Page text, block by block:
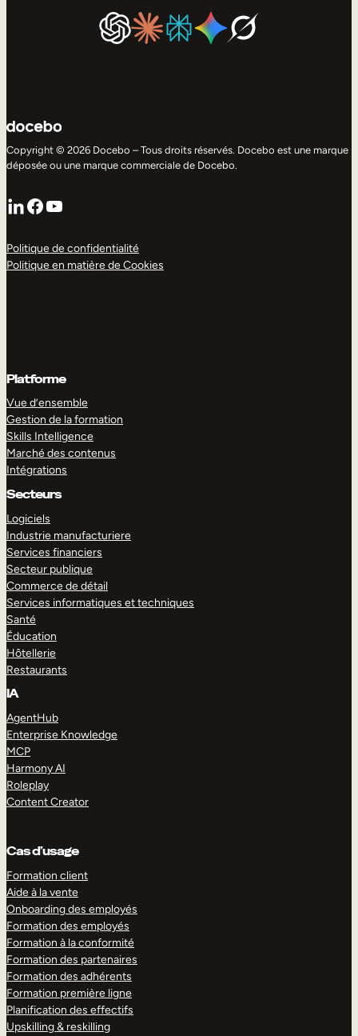
Copyright © 2026 Docebo – Tous droits réservés. Docebo est une marque
déposée ou une marque commerciale de Docebo.
LinkedIn
Facebook
YouTube
Politique de confidentialité
Politique en matière de Cookies
Platforme
Vue d’ensemble
Gestion de la formation
Skills Intelligence
Marché des contenus
Intégrations
Secteurs
Logiciels
Industrie manufacturiere
Services financiers
Secteur publique
Commerce de détail
Services informatiques et techniques
Santé
Éducation
Hôtellerie
Restaurants
IA
AgentHub
Enterprise Knowledge
MCP
Harmony AI
Roleplay
Content Creator
Cas d’usage
Formation client
Aide à la vente
Onboarding des employés
Formation des employés
Formation à la conformité
Formation des partenaires
Formation des adhérents
Formation première ligne
Planification des effectifs
Upskilling & reskilling